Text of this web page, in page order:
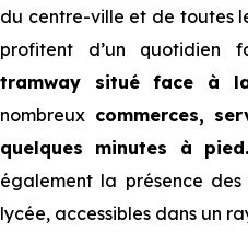
du centre-ville et de toutes
profitent d’un quotidien
tramway situé face à
nombreux commerces,
quelques minutes à
également la présence
lycée, accessibles dans un